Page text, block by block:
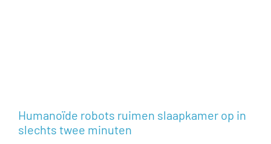
Humanoïde robots ruimen slaapkamer op in
slechts twee minuten